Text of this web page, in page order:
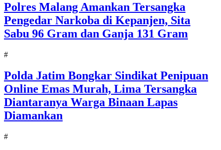
Polres Malang Amankan Tersangka
Pengedar Narkoba di Kepanjen, Sita
Sabu 96 Gram dan Ganja 131 Gram
#
Polda Jatim Bongkar Sindikat Penipuan
Online Emas Murah, Lima Tersangka
Diantaranya Warga Binaan Lapas
Diamankan
#